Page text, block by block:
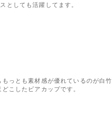
としても活躍してます。
っとも素材感が優れているのが白竹
こしたビアカップです。